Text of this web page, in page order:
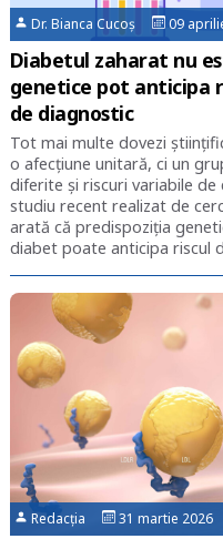
Dr. Bianca Cucoș 09
Diabetul zaharat nu
genetice pot anticipa
de diagnostic
Tot mai multe dovezi
o afecțiune unitară, ci un
diferite și riscuri variabile
studiu recent realizat de
arată că predispoziția
diabet poate anticipa riscul
Redacția 31 martie